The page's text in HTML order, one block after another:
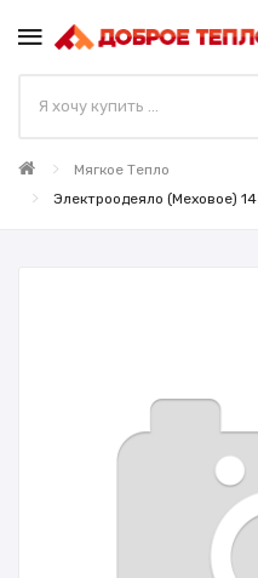
Мягкое Тепло
Электроодеяло (меховое)